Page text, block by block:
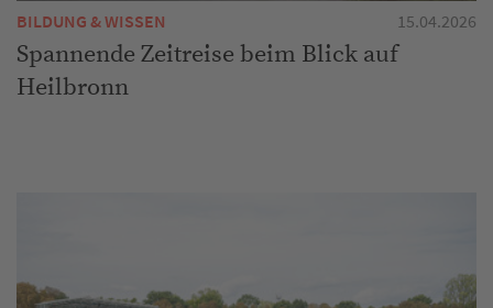
BILDUNG & WISSEN 15.04.2026
Spannende Zeitreise beim Blick auf
Heilbronn